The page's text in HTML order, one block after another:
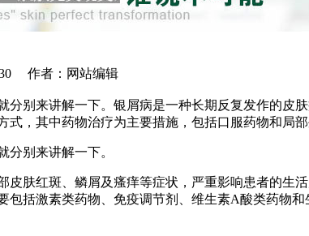
作者：网站编辑
别来讲解一下。银屑病是一种长期反复发作的皮
，其中药物治疗为主要措施，包括口服药物和局
别来讲解一下。
肤红斑、鳞屑及瘙痒等症状，严重影响患者的生
包括激素类药物、免疫调节剂、维生素A酸类药物